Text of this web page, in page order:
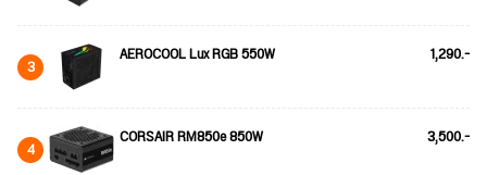
3 AEROCOOL Lux RGB 550W 1,290.-
4 CORSAIR RM850e 850W 3,500.-